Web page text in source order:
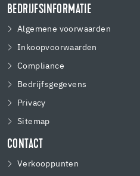
BEDRIJFSINFORMATIE
Algemene voorwaarden
Inkoopvoorwaarden
Compliance
Bedrijfsgegevens
Privacy
Sitemap
CONTACT
Verkooppunten